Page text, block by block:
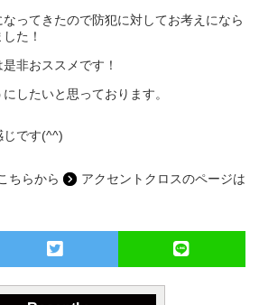
ってきたので防犯に対してお考えになら
た！
非おススメです！
したいと思っております。
じです(^^)
ちらから
アクセントクロスのページは